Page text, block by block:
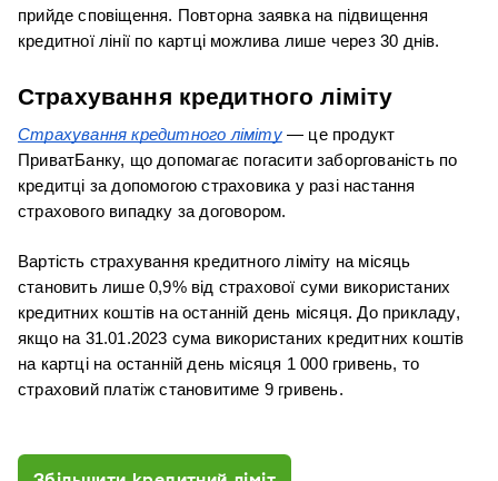
прийде сповіщення. Повторна заявка на підвищення
кредитної лінії по картці можлива лише через 30 днів.
Страхування кредитного ліміту
Страхування кредитного ліміту — це продукт
ПриватБанку, що допомагає погасити заборгованість по
кредитці за допомогою страховика у разі настання
страхового випадку за договором.
Вартість страхування кредитного ліміту на місяць
становить лише 0,9% від страхової суми використаних
кредитних коштів на останній день місяця. До прикладу,
якщо на 31.01.2023 сума використаних кредитних коштів
на картці на останній день місяця 1 000 гривень, то
страховий платіж становитиме 9 гривень.